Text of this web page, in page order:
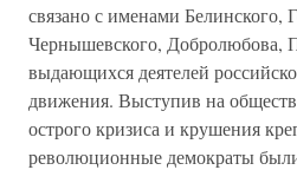
связано с именами Белинского,
Чернышевского, Добролюбова,
выдающихся деятелей
движения. Выступив на
острого кризиса и крушения
революционные демократы